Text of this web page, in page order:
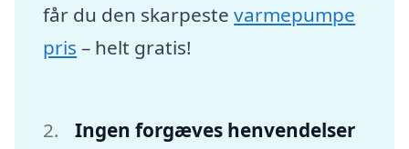
får du den skarpestevarmepumpe
pris – helt gratis!
Ingen forgæves henvendelser